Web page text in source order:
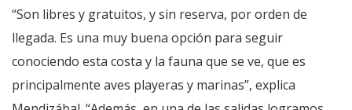
“Son libres y gratuitos, y sin reserva, por orden de
llegada. Es una muy buena opción para seguir
conociendo esta costa y la fauna que se ve, que es
principalmente aves playeras y marinas”, explica